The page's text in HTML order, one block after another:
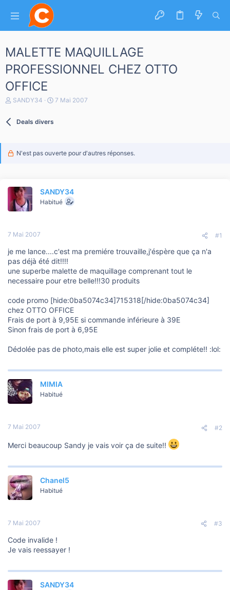
MALETTE MAQUILLAGE
PROFESSIONNEL CHEZ OTTO
OFFICE
A
e
s
c
s
n
SANDY34
D
é
7 Mai 2007
Deals divers
N'est pas ouverte pour d'autres réponses.
SANDY34
Habitué
7 Mai 2007 #1
je me lance....c'est ma premiére trouvaille,j'éspère que ça n'a
pas déjà été dit!!!!
une superbe malette de maquillage comprenant tout le
necessaire pour etre belle!!!30 produits
code promo [hide:0ba5074c34]715318[/hide:0ba5074c34]
chez OTTO OFFICE
Frais de port à 9,95E si commande inférieure à 39E
Sinon frais de port à 6,95E
Dédolée pas de photo,mais elle est super jolie et compléte!! :lol:
MIMIA
Habitué
7 Mai 2007 #2
Merci beaucoup Sandy je vais voir ça de suite!!
Chanel5
Habitué
7 Mai 2007 #3
Code invalide !
Je vais reessayer !
SANDY34